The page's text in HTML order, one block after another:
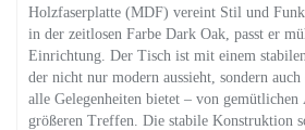
Holzfaserplatte (MDF) vereint Stil und
in der zeitlosen Farbe Dark Oak, passt er
Einrichtung. Der Tisch ist mit einem
der nicht nur modern aussieht, sondern
alle Gelegenheiten bietet – von gemütlichen
größeren Treffen. Die stabile Konstruktion